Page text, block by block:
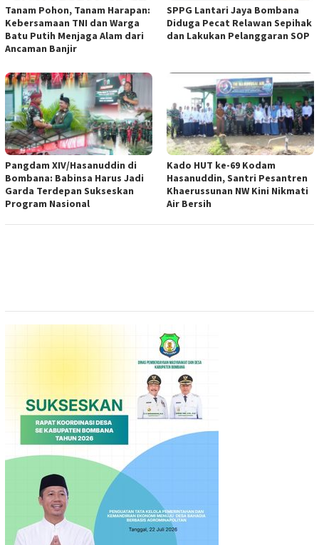
Tanam Pohon, Tanam Harapan:
Kebersamaan TNI dan Warga
Batu Putih Menjaga Alam dari
Ancaman Banjir
SPPG Lantari Jaya Bombana
Diduga Pecat Relawan Sepihak
dan Lakukan Pelanggaran SOP
Pangdam XIV/Hasanuddin di
Bombana: Babinsa Harus Jadi
Garda Terdepan Sukseskan
Program Nasional
Kado HUT ke-69 Kodam
Hasanuddin, Santri Pesantren
Khaerussunan NW Kini Nikmati
Air Bersih